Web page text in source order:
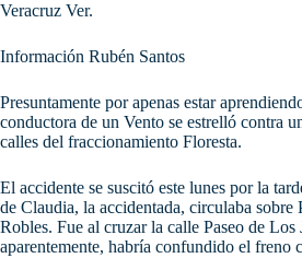
Veracruz Ver.
Información Rubén Santos
Presuntamente por apenas estar
conductora de un Vento se estrelló contra
calles del fraccionamiento Floresta.
El accidente se suscitó este lunes por la
de Claudia, la accidentada, circulaba sobre
Robles. Fue al cruzar la calle Paseo de Los
aparentemente, habría confundido el freno